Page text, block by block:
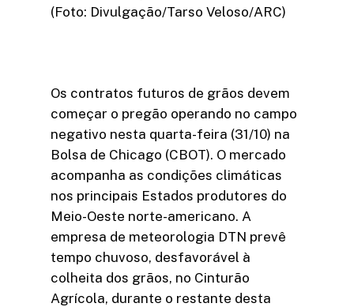
(Foto: Divulgação/Tarso Veloso/ARC)
Os contratos futuros de grãos devem
começar o pregão operando no campo
negativo nesta quarta-feira (31/10) na
Bolsa de Chicago (CBOT). O mercado
acompanha as condições climáticas
nos principais Estados produtores do
Meio-Oeste norte-americano. A
empresa de meteorologia DTN prevê
tempo chuvoso, desfavorável à
colheita dos grãos, no Cinturão
Agrícola, durante o restante desta